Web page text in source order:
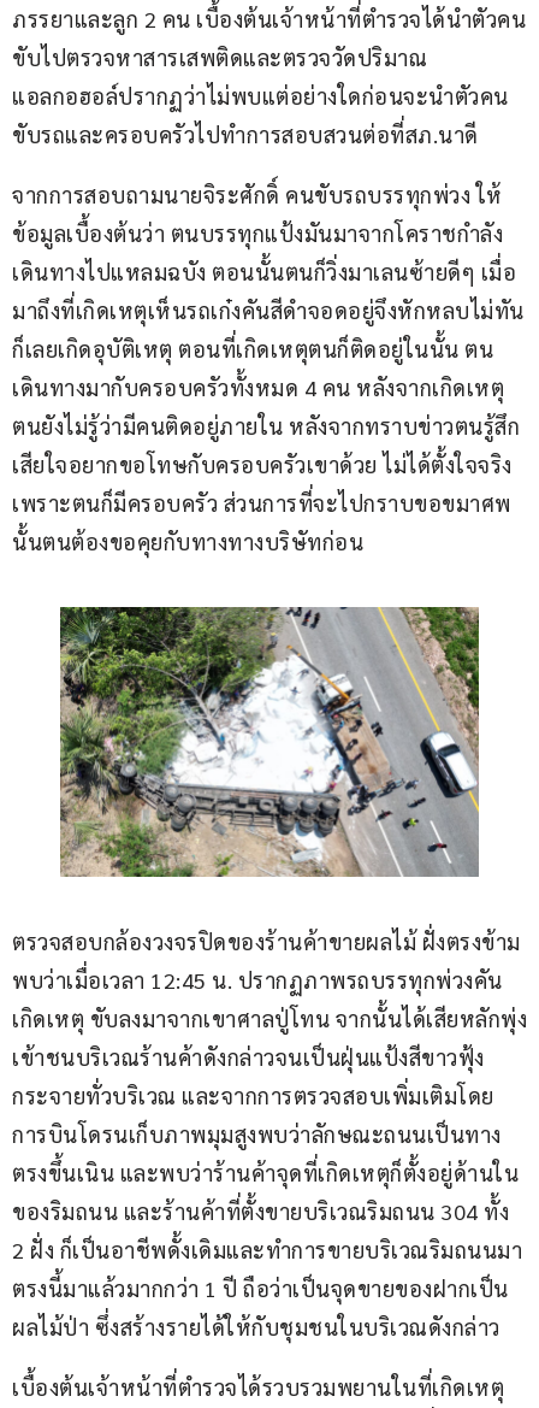
ภรรยาและลูก 2 คน เบื้องต้นเจ้าหน้าที่ตำรวจได้นำตัวคน
ขับไปตรวจหาสารเสพติดและตรวจวัดปริมาณ
แอลกอฮอล์ปรากฏว่าไม่พบแต่อย่างใดก่อนจะนำตัวคน
ขับรถและครอบครัวไปทำการสอบสวนต่อที่สภ.นาดี
จากการสอบถามนายจิระศักดิ์ คนขับรถบรรทุกพ่วง ให้
ข้อมูลเบื้องต้นว่า ตนบรรทุกแป้งมันมาจากโคราชกำลัง
เดินทางไปแหลมฉบัง ตอนนั้นตนก็วิ่งมาเลนซ้ายดีๆ เมื่อ
มาถึงที่เกิดเหตุเห็นรถเก๋งคันสีดำจอดอยู่จึงหักหลบไม่ทัน
ก็เลยเกิดอุบัติเหตุ ตอนที่เกิดเหตุตนก็ติดอยู่ในนั้น ตน
เดินทางมากับครอบครัวทั้งหมด 4 คน หลังจากเกิดเหตุ
ตนยังไม่รู้ว่ามีคนติดอยู่ภายใน หลังจากทราบข่าวตนรู้สึก
เสียใจอยากขอโทษกับครอบครัวเขาด้วย ไม่ได้ตั้งใจจริง
เพราะตนก็มีครอบครัว ส่วนการที่จะไปกราบขอขมาศพ
นั้นตนต้องขอคุยกับทางทางบริษัทก่อน
ตรวจสอบกล้องวงจรปิดของร้านค้าขายผลไม้ ฝั่งตรงข้าม
พบว่าเมื่อเวลา 12:45 น. ปรากฏภาพรถบรรทุกพ่วงคัน
เกิดเหตุ ขับลงมาจากเขาศาลปู่โทน จากนั้นได้เสียหลักพุ่ง
เข้าชนบริเวณร้านค้าดังกล่าวจนเป็นฝุ่นแป้งสีขาวฟุ้ง
กระจายทั่วบริเวณ และจากการตรวจสอบเพิ่มเติมโดย
การบินโดรนเก็บภาพมุมสูงพบว่าลักษณะถนนเป็นทาง
ตรงขึ้นเนิน และพบว่าร้านค้าจุดที่เกิดเหตุก็ตั้งอยู่ด้านใน
ของริมถนน และร้านค้าที่ตั้งขายบริเวณริมถนน 304 ทั้ง
2 ฝั่ง ก็เป็นอาชีพดั้งเดิมและทำการขายบริเวณริมถนนมา
ตรงนี้มาแล้วมากกว่า 1 ปี ถือว่าเป็นจุดขายของฝากเป็น
ผลไม้ป่า ซึ่งสร้างรายได้ให้กับชุมชนในบริเวณดังกล่าว
เบื้องต้นเจ้าหน้าที่ตำรวจได้รวบรวมพยานในที่เกิดเหตุ